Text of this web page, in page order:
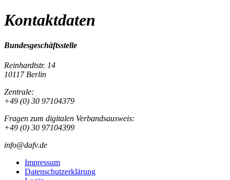
Kontaktdaten
Bundesgeschäftsstelle
Reinhardtstr. 14
10117 Berlin
Zentrale:
+49 (0) 30 97104379
Fragen zum digitalen Verbandsausweis:
+49 (0) 30 97104399
info@dafv.de
Impressum
Datenschutzerklärung